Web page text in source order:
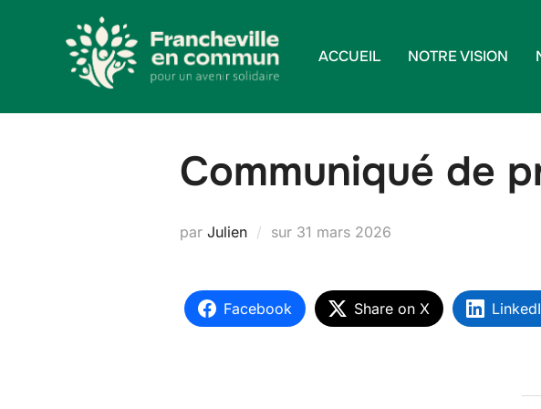
ACCUEIL NOTRE VISION
Communiqué de
par Julien sur Publié
31 mars 2026
Facebook Share on X